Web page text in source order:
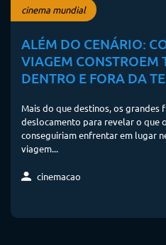
cinema mundial
ALÉM DO CENÁRIO:
VIAGEM CONSTROEM
DENTRO E FORA DA
Mais do que destinos, os grandes
deslocamento para revelar o que
conseguiriam enfrentar em lugar
viagem...
cinemacao